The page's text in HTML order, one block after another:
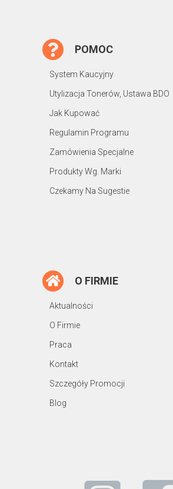
POMOC
System Kaucyjny
Utylizacja Tonerów, Ustawa BDO
Jak Kupować
Regulamin Programu
Zamówienia Specjalne
Produkty Wg. Marki
Czekamy Na Sugestie
O FIRMIE
Aktualności
O Firmie
Praca
Kontakt
Szczegóły Promocji
Blog